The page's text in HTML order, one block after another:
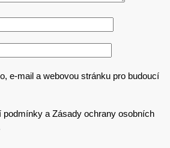
e-mail a webovou stránku pro budoucí
podmínky a Zásady ochrany osobních